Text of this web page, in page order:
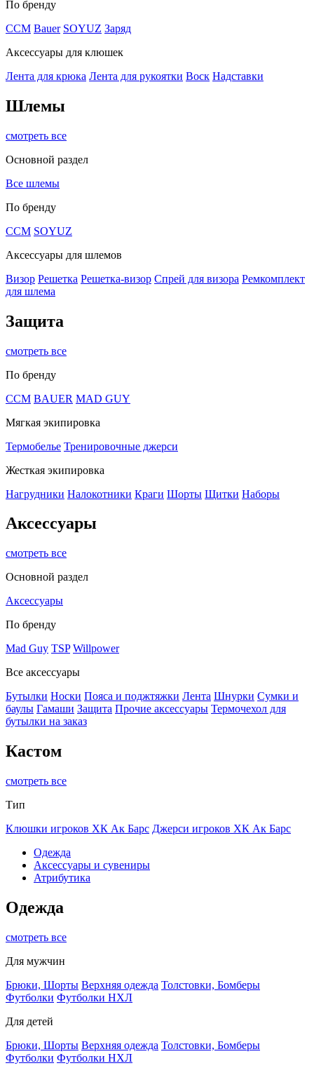
По бренду
CCM Bauer SOYUZ Заряд
Аксессуары для клюшек
Лента для крюка Лента для рукоятки Воск Надставки
Шлемы
смотреть все
Основной раздел
Все шлемы
По бренду
CCM SOYUZ
Аксессуары для шлемов
Визор Решетка Решетка-визор Спрей для визора Ремкомплект
для шлема
Защита
смотреть все
По бренду
CCM BAUER MAD GUY
Мягкая экипировка
Термобелье Тренировочные джерси
Жесткая экипировка
Нагрудники Налокотники Краги Шорты Щитки Наборы
Аксессуары
смотреть все
Основной раздел
Аксессуары
По бренду
Mad Guy TSP Willpower
Все аксессуары
Бутылки Носки Пояса и поджтяжки Лента Шнурки Сумки и
баулы Гамаши Защита Прочие аксессуары Термочехол для
бутылки на заказ
Кастом
смотреть все
Тип
Клюшки игроков ХК Ак Барс Джерси игроков ХК Ак Барс
Одежда
Аксессуары и сувениры
Атрибутика
Одежда
смотреть все
Для мужчин
Брюки, Шорты Верхняя одежда Толстовки, Бомберы
Футболки Футболки НХЛ
Для детей
Брюки, Шорты Верхняя одежда Толстовки, Бомберы
Футболки Футболки НХЛ